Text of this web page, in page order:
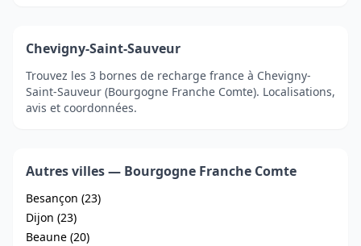
Chevigny-Saint-Sauveur
Trouvez les 3 bornes de recharge france à Chevigny-
Saint-Sauveur (Bourgogne Franche Comte). Localisations,
avis et coordonnées.
Autres villes — Bourgogne Franche Comte
Besançon (23)
Dijon (23)
Beaune (20)